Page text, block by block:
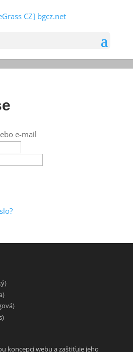
e-mail
koncepci webu a zaštiťuje jeho